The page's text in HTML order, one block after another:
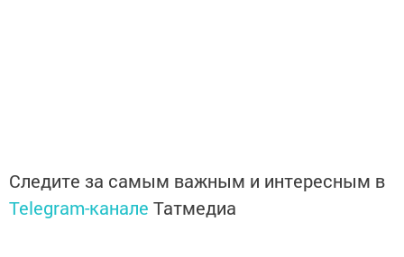
Следите за самым важным и интересным в
Telegram-канале Татмедиа